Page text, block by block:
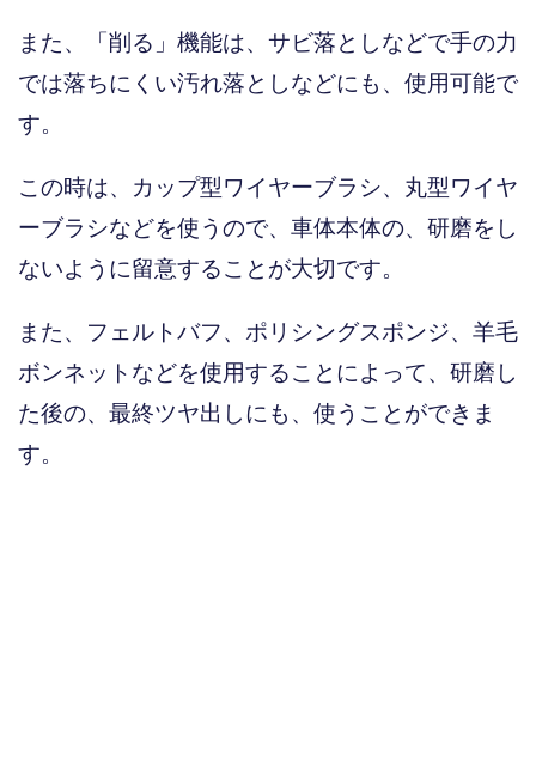
また、「削る」機能は、サビ落としなどで手の力
では落ちにくい汚れ落としなどにも、使用可能で
す。
この時は、カップ型ワイヤーブラシ、丸型ワイヤ
ーブラシなどを使うので、車体本体の、研磨をし
ないように留意することが大切です。
また、フェルトバフ、ポリシングスポンジ、羊毛
ボンネットなどを使用することによって、研磨し
た後の、最終ツヤ出しにも、使うことができま
す。